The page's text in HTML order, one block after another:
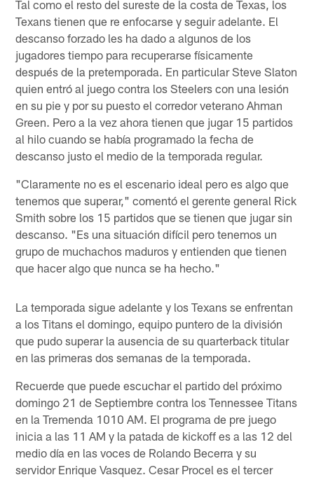
Tal como el resto del sureste de la costa de Texas, los
Texans tienen que re enfocarse y seguir adelante. El
descanso forzado les ha dado a algunos de los
jugadores tiempo para recuperarse físicamente
después de la pretemporada. En particular Steve Slaton
quien entró al juego contra los Steelers con una lesión
en su pie y por su puesto el corredor veterano Ahman
Green. Pero a la vez ahora tienen que jugar 15 partidos
al hilo cuando se había programado la fecha de
descanso justo el medio de la temporada regular.
"Claramente no es el escenario ideal pero es algo que
tenemos que superar," comentó el gerente general Rick
Smith sobre los 15 partidos que se tienen que jugar sin
descanso. "Es una situación difícil pero tenemos un
grupo de muchachos maduros y entienden que tienen
que hacer algo que nunca se ha hecho."
La temporada sigue adelante y los Texans se enfrentan
a los Titans el domingo, equipo puntero de la división
que pudo superar la ausencia de su quarterback titular
en las primeras dos semanas de la temporada.
Recuerde que puede escuchar el partido del próximo
domingo 21 de Septiembre contra los Tennessee Titans
en la Tremenda 1010 AM. El programa de pre juego
inicia a las 11 AM y la patada de kickoff es a las 12 del
medio día en las voces de Rolando Becerra y su
servidor Enrique Vasquez. Cesar Procel es el tercer